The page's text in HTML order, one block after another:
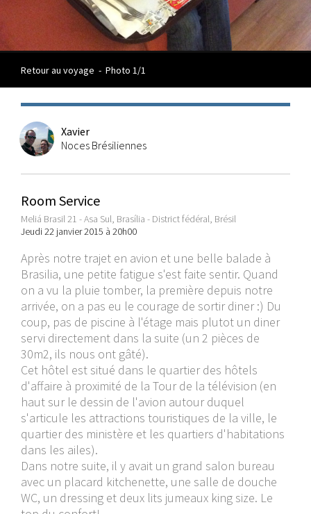
Retour au voyage - Photo 1/1
Xavier
Noces Brésiliennes
Room Service
Meliá Brasil 21 - Asa Sul, Brasília - District fédéral, Brésil
Jeudi 22 janvier 2015 à 20h00
Après notre trajet en avion et une belle balade à
Brasilia, une petite fatigue s'est faite sentir. Quand
on a vu la pluie tomber, la première depuis notre
arrivée, on a pas eu le courage de sortir diner :) Du
coup, pas de piscine à l'étage mais plutot un diner
servi directement dans la suite (un 2 pièces de
30m2, ils nous ont gâté).
Cet hôtel est situé dans le quartier des hôtels
d'affaire à proximité de la Tour de la télévision (en
haut sur le dessin de l'avion autour duquel
s'articule les attractions touristiques de la ville, le
quartier des ministère et les quartiers d'habitations
dans les ailes).
Dans notre suite, il y avait un grand salon bureau
avec un placard kitchenette, une salle de douche
WC, un dressing et deux lits jumeaux king size. Le